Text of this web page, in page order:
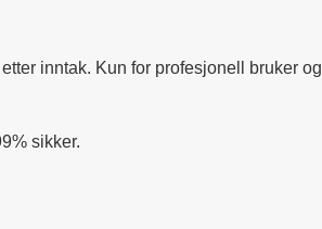
inntak. Kun for profesjonell bruker og
sikker.